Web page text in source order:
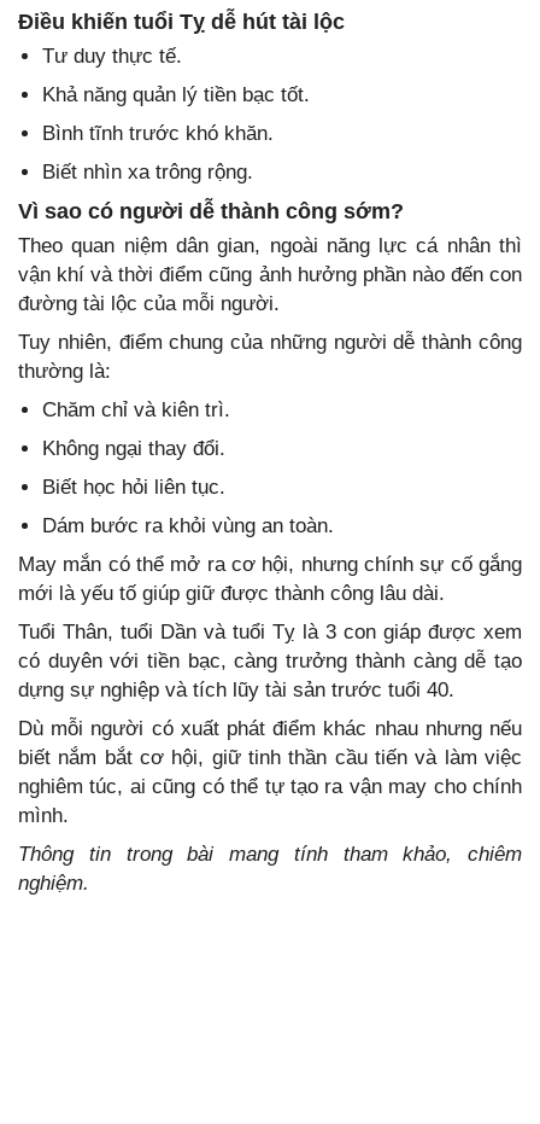
Điều khiến tuổi Tỵ dễ hút tài lộc
Tư duy thực tế.
Khả năng quản lý tiền bạc tốt.
Bình tĩnh trước khó khăn.
Biết nhìn xa trông rộng.
Vì sao có người dễ thành công sớm?
Theo quan niệm dân gian, ngoài năng lực cá nhân thì
vận khí và thời điểm cũng ảnh hưởng phần nào đến con
đường tài lộc của mỗi người.
Tuy nhiên, điểm chung của những người dễ thành công
thường là:
Chăm chỉ và kiên trì.
Không ngại thay đổi.
Biết học hỏi liên tục.
Dám bước ra khỏi vùng an toàn.
May mắn có thể mở ra cơ hội, nhưng chính sự cố gắng
mới là yếu tố giúp giữ được thành công lâu dài.
Tuổi Thân, tuổi Dần và tuổi Tỵ là 3 con giáp được xem
có duyên với tiền bạc, càng trưởng thành càng dễ tạo
dựng sự nghiệp và tích lũy tài sản trước tuổi 40.
Dù mỗi người có xuất phát điểm khác nhau nhưng nếu
biết nắm bắt cơ hội, giữ tinh thần cầu tiến và làm việc
nghiêm túc, ai cũng có thể tự tạo ra vận may cho chính
mình.
Thông tin trong bài mang tính tham khảo, chiêm
nghiệm.